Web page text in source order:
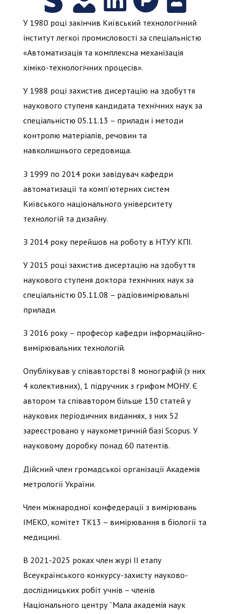
У 1980 році закінчив Київський технологічний
інститут легкої промисловості за спеціальністю
«Автоматизація та комплексна механізація
хіміко-технологічних процесів».
У 1988 році захистив дисертацію на здобуття
наукового ступеня кандидата технічних наук за
спеціальністю 05.11.13 – прилади і методи
контролю матеріалів, речовин та
навколишнього середовища.
З 1999 по 2014 роки завідувач кафедри
автоматизації та комп’ютерних систем
Київського національного університету
технологій та дизайну.
З 2014 року перейшов на роботу в НТУУ КПІ.
У 2015 році захистив дисертацію на здобуття
наукового ступеня доктора технічних наук за
спеціальністю 05.11.08 – радіовимірювальні
прилади.
З 2016 року – професор кафедри інформаційно-
вимірювальних технологій.
Опублікував у співавторстві 8 монографій (з них
4 колективних), 1 підручник з грифом МОНУ. Є
автором та співавтором більше 130 статей у
наукових періодичних виданнях, з них 52
зареєстровано у наукометричній базі Scopus. У
науковому доробку понад 60 патентів.
Дійсний член громадської організації Академія
метрології України.
Член міжнародної конфедерації з вимірювань
IMEKO, комітет ТК13 – вимірювання в біології та
медицині.
В 2021-2025 роках член журі II етапу
Всеукраїнського конкурсу-захисту науково-
дослідницьких робіт учнів – членів
Національного центру “Мала академія наук